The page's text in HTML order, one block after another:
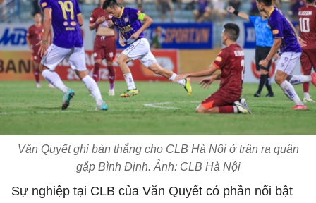
Văn Quyết ghi bàn thắng cho CLB Hà Nội ở trận ra quân
gặp Bình Định. Ảnh: CLB Hà Nội
Sự nghiệp tại CLB của Văn Quyết có phần nổi bật